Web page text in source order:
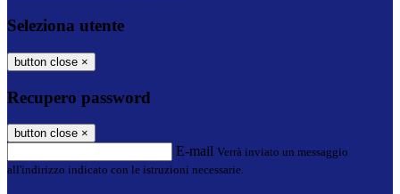
Seleziona utente
button close ×
Recupero password
button close ×
E-mail Verrà inviato un messaggio
all'indirizzo indicato con le istruzioni necessarie.